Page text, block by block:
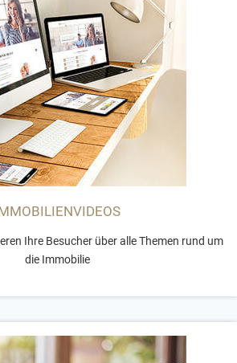
Ihre Besucher über alle Themen rund um
die Immobilie